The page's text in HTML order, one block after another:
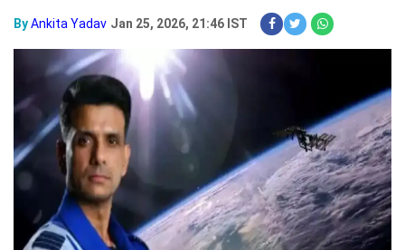
ByAnkita Yadav Jan 25, 2026, 21:46 IST